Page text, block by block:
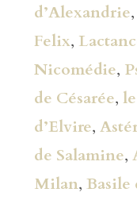
d’Alexandrie,
Felix,
Nicomédie,
de Césarée,
d’Elvire,
de Salamine,
Milan, Basile